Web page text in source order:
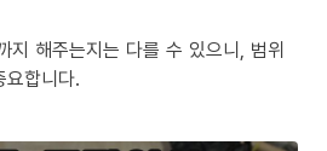
지 해주는지는 다를 수 있으니, 범위
합니다.